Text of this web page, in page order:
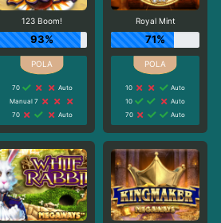
123 Boom!
93%
70
Auto
Manual 7
70
Auto
Royal Mint
71%
10
Auto
10
Auto
70
Auto